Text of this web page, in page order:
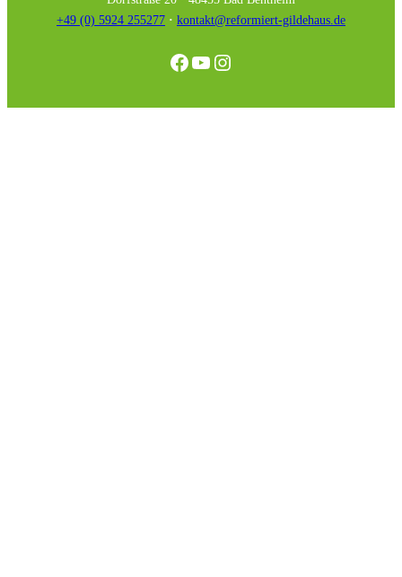
+49 (0) 5924 255277 · kontakt@reformiert-gildehaus.de
Facebook
YouTube
Instagram